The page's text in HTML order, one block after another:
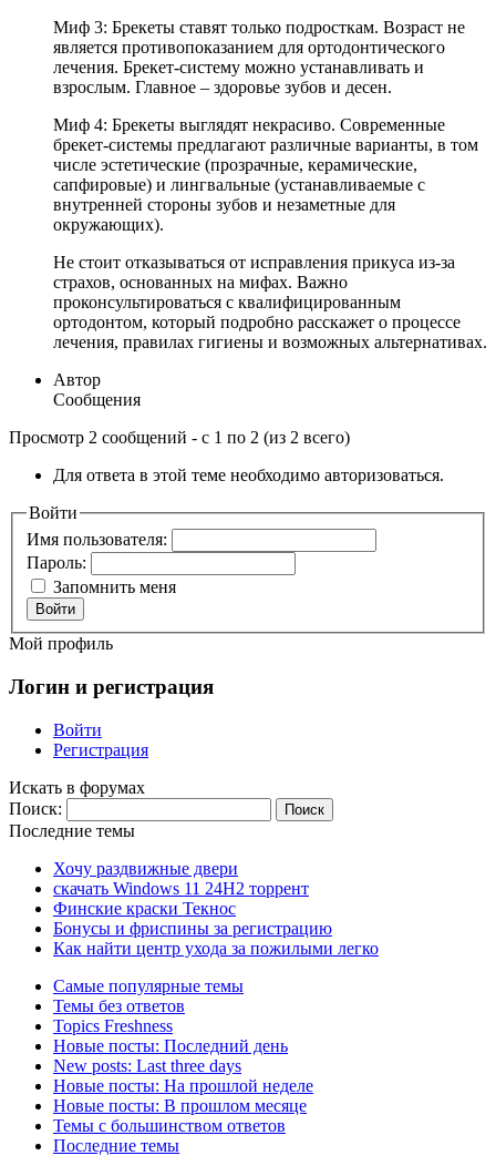
Миф 3: Брекеты ставят только подросткам. Возраст не
является противопоказанием для ортодонтического
лечения. Брекет-систему можно устанавливать и
взрослым. Главное – здоровье зубов и десен.
Миф 4: Брекеты выглядят некрасиво. Современные
брекет-системы предлагают различные варианты, в том
числе эстетические (прозрачные, керамические,
сапфировые) и лингвальные (устанавливаемые с
внутренней стороны зубов и незаметные для
окружающих).
Не стоит отказываться от исправления прикуса из-за
страхов, основанных на мифах. Важно
проконсультироваться с квалифицированным
ортодонтом, который подробно расскажет о процессе
лечения, правилах гигиены и возможных альтернативах.
Автор
Сообщения
Просмотр 2 сообщений - с 1 по 2 (из 2 всего)
Для ответа в этой теме необходимо авторизоваться.
Войти
Имя пользователя:
Пароль:
Запомнить меня
Войти
Мой профиль
Логин и регистрация
Войти
Регистрация
Искать в форумах
Поиск:
Последние темы
Хочу раздвижные двери
скачать Windows 11 24H2 торрент
Финские краски Текнос
Бонусы и фриспины за регистрацию
Как найти центр ухода за пожилыми легко
Самые популярные темы
Темы без ответов
Topics Freshness
Новые посты: Последний день
New posts: Last three days
Новые посты: На прошлой неделе
Новые посты: В прошлом месяце
Темы с большинством ответов
Последние темы